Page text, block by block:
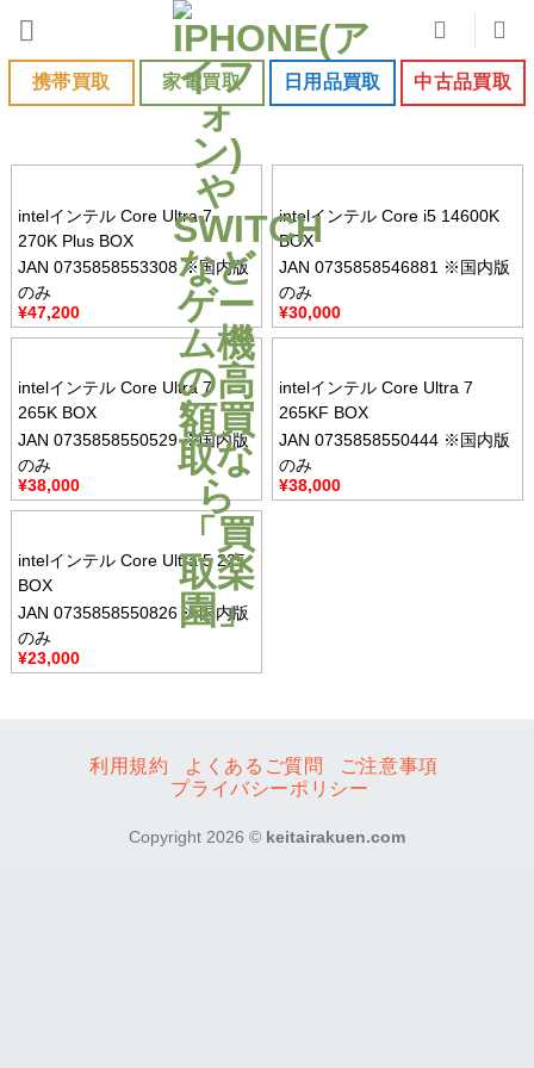
content携帯買取 家電買取 日用品買取 中古品買取
intelインテル Core Ultra 7
270K Plus BOX
JAN 0735858553308 ※国内版
のみ
¥47,200
intelインテル Core i5 14600K
BOX
JAN 0735858546881 ※国内版
のみ
¥30,000
intelインテル Core Ultra 7
265K BOX
JAN 0735858550529 ※国内版
のみ
¥38,000
intelインテル Core Ultra 7
265KF BOX
JAN 0735858550444 ※国内版
のみ
¥38,000
intelインテル Core Ultra 5 225
BOX
JAN 0735858550826 ※国内版
のみ
¥23,000
利用規約 よくあるご質問
ご注意事項
プライバシーポリシー
Copyright 2026 © keitairakuen.com